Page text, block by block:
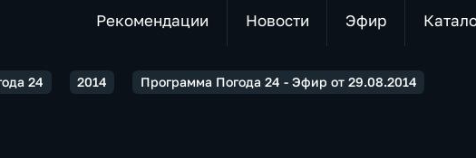
Рекомендации Новости Эфир
24 2014 Программа Погода 24 - Эфир от 29.08.2014